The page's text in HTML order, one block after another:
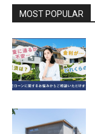
MOST POPULAR